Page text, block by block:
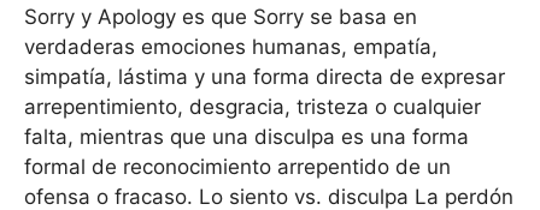
Sorry y Apology es que Sorry se basa en
verdaderas emociones humanas, empatía,
simpatía, lástima y una forma directa de expresar
arrepentimiento, desgracia, tristeza o cualquier
falta, mientras que una disculpa es una forma
formal de reconocimiento arrepentido de un
ofensa o fracaso. Lo siento vs. disculpa La perdón